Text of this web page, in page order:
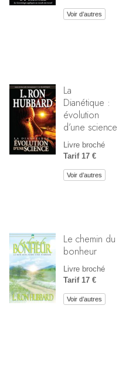
Voir d’autres
La
Dianétique :
évolution
d’une science
Livre broché
Tarif 17 €
Voir d’autres
Le chemin du
bonheur
Livre broché
Tarif 17 €
Voir d’autres